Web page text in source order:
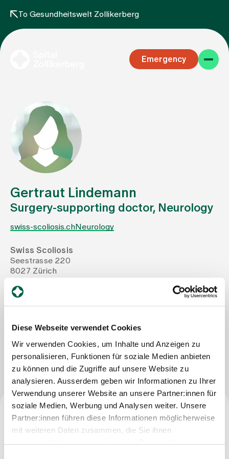
Diese Webseite verwendet Cookies
Wir verwenden Cookies, um Inhalte und Anzeigen zu
personalisieren, Funktionen für soziale Medien anbieten
zu können und die Zugriffe auf unsere Website zu
analysieren. Ausserdem geben wir Informationen zu Ihrer
Verwendung unserer Website an unsere Partner:innen für
soziale Medien, Werbung und Analysen weiter. Unsere
Partner:innen führen diese Informationen möglicherweise
mit weiteren Daten zusammen, die Sie ihnen
bereitgestellt haben oder die sie im Rahmen Ihrer
To Gesundheitswelt Zollikerberg
Emergency
Specialist areas
Stay
Assigning
Events
About us
Latest news
Jobs & Career
Contact us
Gertraut Lindemann
Surgery-supporting doctor, Neurology
swiss-scoliosis.chNeurology
Swiss Scoliosis
Seestrasse 220
8027 Zürich
Mail
Fax
+41 44 209 24 41
Specialist title
Specialist in neurology